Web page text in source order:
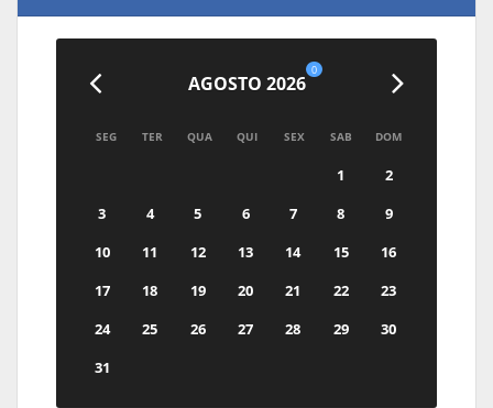
AGOSTO 2026
0
SEG TER QUA QUI SEX SAB DOM
1
2
3
4 5 6 7 8
9
10
11 12 13 14 15
16
17
18 19 20 21 22
23
24
25 26 27 28 29
30
31